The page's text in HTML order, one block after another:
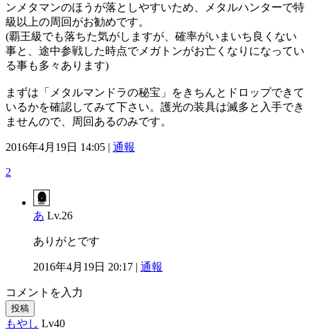
ンメタマンのほうが落としやすいため、メタルハンターで特
級以上の周回がお勧めです。
(覇王級でも落ちた気がしますが、確率がいまいち良くない
事と、途中参戦した時点でメガトンがお亡くなりになってい
る事も多々あります)
まずは「メタルマンドラの秘宝」をきちんとドロップできて
いるかを確認してみて下さい。護光の装具は滅多と入手でき
ませんので、周回あるのみです。
2016年4月19日 14:05 | 通報
2
あ Lv.26
ありがとです
2016年4月19日 20:17 | 通報
コメントを入力
投稿
もやし Lv40